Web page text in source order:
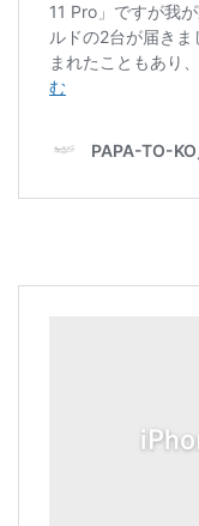
映像・AV家電
生活家電